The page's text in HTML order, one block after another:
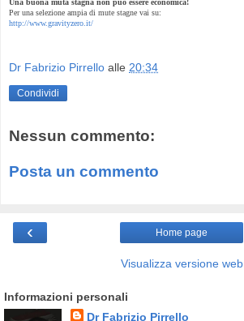
Una buona muta stagna non può essere economica!
Per una selezione ampia di mute stagne vai su:
http://www.gravityzero.it/
Dr Fabrizio Pirrello alle 20:34
Condividi
Nessun commento:
Posta un commento
‹ Home page
Visualizza versione web
Informazioni personali
Dr Fabrizio Pirrello